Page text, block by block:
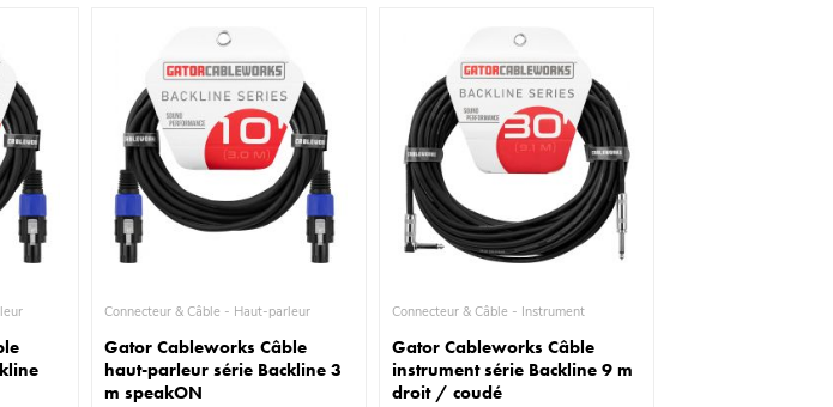
parleur Connecteur & Câble - Haut-parleur
Gator Cableworks Câble
haut-parleur série Backline 3
m speakON
Connecteur & Câble - Instrument
Gator Cableworks Câble
instrument série Backline 9 m
droit / coudé